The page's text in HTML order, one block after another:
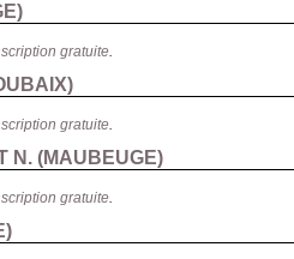
)
gratuite.
)
gratuite.
N. (MAUBEUGE)
gratuite.
)